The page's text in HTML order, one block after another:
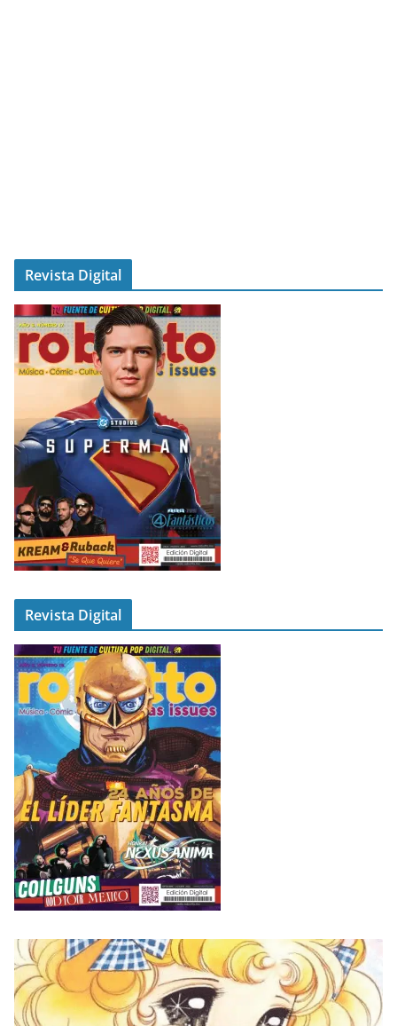
Revista Digital
Revista Digital